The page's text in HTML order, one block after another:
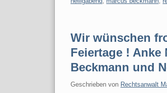
Wir wünschen
Feiertage ! Anke
Beckmann und
Geschrieben von Rechtsanwalt